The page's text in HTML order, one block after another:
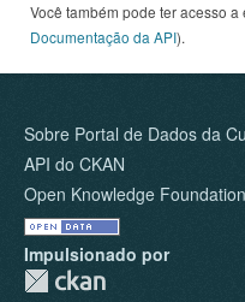
Você também pode ter acesso
Documentação da API).
Sobre Portal de Dados da
API do CKAN
Open Knowledge Foundation
Impulsionado por